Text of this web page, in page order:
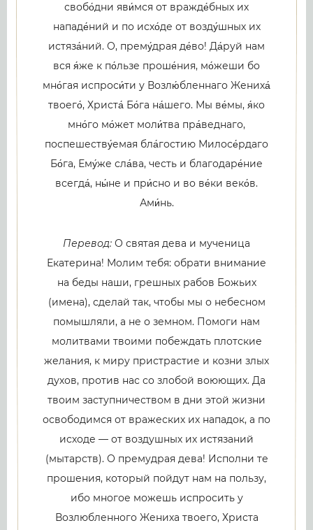
свобо́дни яви́мся от вражде́бных их
нападе́ний и по исхо́де от возду́шных их
истяза́ний. О, прему́драя де́во! Да́руй нам
вся я́же к по́льзе проше́ния, мо́жеши бо
мно́гая испроси́ти у Возлю́бленнаго Жениха́
твоего́, Христа́ Бо́га на́шего. Мы ве́мы, я́ко
мно́го мо́жет моли́тва пра́веднаго,
поспешеству́емая бла́гостию Милосе́рдаго
Бо́га, Ему́же сла́ва, честь и благодаре́ние
всегда́, ны́не и при́сно и во ве́ки веко́в.
Ами́нь.
Перевод: О святая дева и мученица
Екатерина! Молим тебя: обрати внимание
на беды наши, грешных рабов Божьих
(имена), сделай так, чтобы мы о небесном
помышляли, а не о земном. Помоги нам
молитвами твоими побеждать плотские
желания, к миру пристрастие и козни злых
духов, против нас со злобой воюющих. Да
твоим заступничеством в дни этой жизни
освободимся от вражеских их нападок, а по
исходе — от воздушных их истязаний
(мытарств). О премудрая дева! Исполни те
прошения, который пойдут нам на пользу,
ибо многое можешь испросить у
Возлюбленного Жениха твоего, Христа